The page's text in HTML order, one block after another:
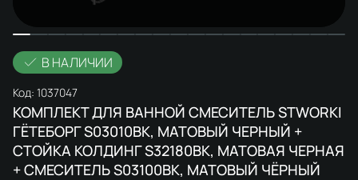
В НАЛИЧИИ
Код: 1037047
КОМПЛЕКТ ДЛЯ ВАННОЙ СМЕСИТЕЛЬ STWORKI
ГЁТЕБОРГ S03010BK, МАТОВЫЙ ЧЕРНЫЙ +
СТОЙКА КОЛДИНГ S32180BK, МАТОВАЯ ЧЕРНАЯ
+ СМЕСИТЕЛЬ S03100BK, МАТОВЫЙ ЧЁРНЫЙ